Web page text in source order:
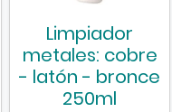
Limpiador
metales: cobre
- latón - bronce
250ml